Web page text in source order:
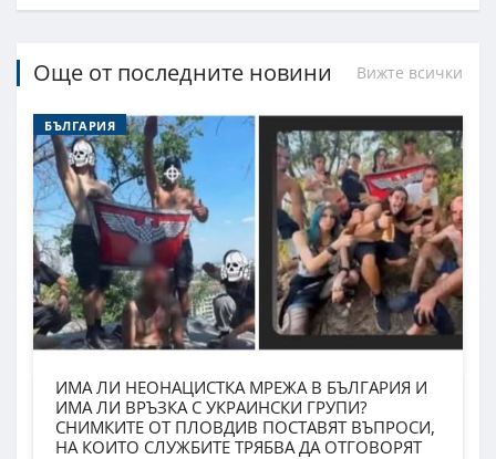
Още от последните новини Вижте всички
БЪЛГАРИЯ
ИМА ЛИ НЕОНАЦИСТКА МРЕЖА В БЪЛГАРИЯ И
ИМА ЛИ ВРЪЗКА С УКРАИНСКИ ГРУПИ?
СНИМКИТЕ ОТ ПЛОВДИВ ПОСТАВЯТ ВЪПРОСИ,
НА КОИТО СЛУЖБИТЕ ТРЯБВА ДА ОТГОВОРЯТ